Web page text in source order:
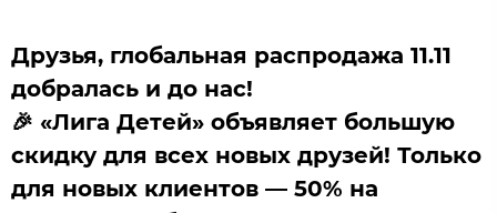
Друзья, глобальная распродажа 11.11
добралась и до нас!
🎉 «Лига Детей» объявляет большую
скидку для всех новых друзей! Только
для новых клиентов — 50% на